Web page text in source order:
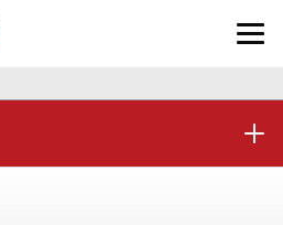
パチンコ求人・転職ならパチンコヒーロ